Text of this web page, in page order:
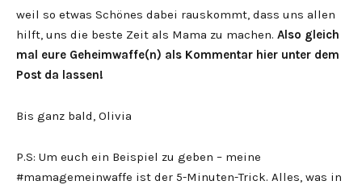
weil so etwas Schönes dabei rauskommt, dass uns allen
hilft, uns die beste Zeit als Mama zu machen. Also gleich
mal eure Geheimwaffe(n) als Kommentar hier unter dem
Post da lassen!
Bis ganz bald, Olivia
P.S: Um euch ein Beispiel zu geben – meine
#mamagemeinwaffe ist der 5-Minuten-Trick. Alles, was in